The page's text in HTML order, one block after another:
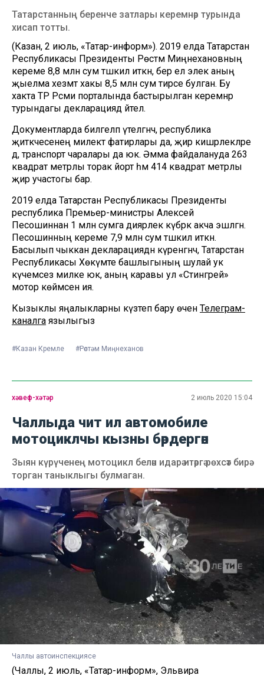
Татарстанның беренче затлары керемнәр турында
хисап тотты.
(Казан, 2 июль, «Татар-информ»). 2019 елда Татарстан
Республикасы Президенты Рөстәм Миңнехановның
кереме 8,8 млн сум тәшкил иткән, бер ел элек аның
җыелма хезмәт хакы 8,5 млн сум тирәсе булган. Бу
хакта ТР Рәсми порталында бастырылган керемнәр
турындагы декларациядә әйтелә.
Документларда билгеләп үтелгәнчә, республика
җитәкчесенең милектә фатирлары да, җир кишәрлекләре
дә, транспорт чаралары да юк. Әмма файдалануда 263
квадрат метрлы торак йорт һәм 414 квадрат метрлы
җир участогы бар.
2019 елда Татарстан Республикасы Президенты
республика Премьер-министры Алексей
Песошиннан 1 млн сумга диярлек күбрәк акча эшләгән.
Песошинның кереме 7,9 млн сум тәшкил иткән.
Басылып чыккан декларациядән күренгәнчә, Татарстан
Республикасы Хөкүмәте башлыгының шулай ук
күчемсез милке юк, аның каравы ул «Стингрей»
мотор көймәсенә ия.
Кызыклы яңалыкларны күзәтеп бару өчен Телеграм-
каналга язылыгыз
#Казан Кремле #Рөстәм Миңнеханов
хәвеф-хәтәр 2 июль 2020 15:04
Чаллыда чит ил автомобиле
мотоциклчы кызны бәрдергән
Зыян күрүченең мотоцикл белән идарә итәргә рөхсәт бирә
торган таныклыгы булмаган.
Чаллы автоинспекциясе
(Чаллы, 2 июль, «Татар-информ», Эльвира